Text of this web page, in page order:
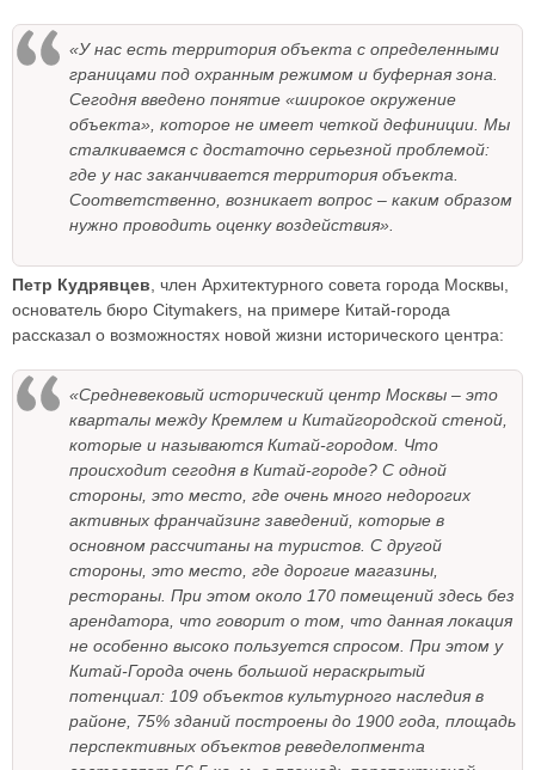
«У нас есть территория объекта с определенными
границами под охранным режимом и буферная зона.
Сегодня введено понятие «широкое окружение
объекта», которое не имеет четкой дефиниции. Мы
сталкиваемся с достаточно серьезной проблемой:
где у нас заканчивается территория объекта.
Соответственно, возникает вопрос – каким образом
нужно проводить оценку воздействия».
Петр Кудрявцев , член Архитектурного совета города Москвы,
основатель бюро Citymakers, на примере Китай-города
рассказал о возможностях новой жизни исторического центра:
«Средневековый исторический центр Москвы – это
кварталы между Кремлем и Китайгородской стеной,
которые и называются Китай-городом. Что
происходит сегодня в Китай-городе? С одной
стороны, это место, где очень много недорогих
активных франчайзинг заведений, которые в
основном рассчитаны на туристов. С другой
стороны, это место, где дорогие магазины,
рестораны. При этом около 170 помещений здесь без
арендатора, что говорит о том, что данная локация
не особенно высоко пользуется спросом. При этом у
Китай-Города очень большой нераскрытый
потенциал: 109 объектов культурного наследия в
районе, 75% зданий построены до 1900 года, площадь
перспективных объектов реведелопмента